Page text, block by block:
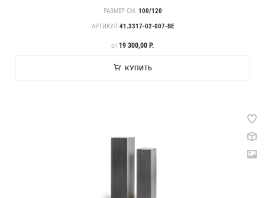
РАЗМЕР СМ. 100/120
АРТИКУЛ 41.3317-02-007-BE
ЦЕНА
ОТ 19 300,00 Р.
КУПИТЬ